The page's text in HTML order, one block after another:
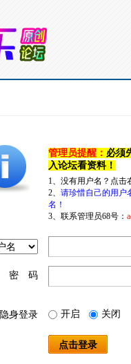
管理员提醒： 必须
入论坛看资料！
1、没有用户名？点
2、 请珍惜自己的用户
名！
3、联系管理员68号：
密 码
隐身登录 开启 关闭
点击登录